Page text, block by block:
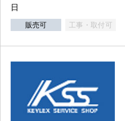
日
販売可 工事・取付可